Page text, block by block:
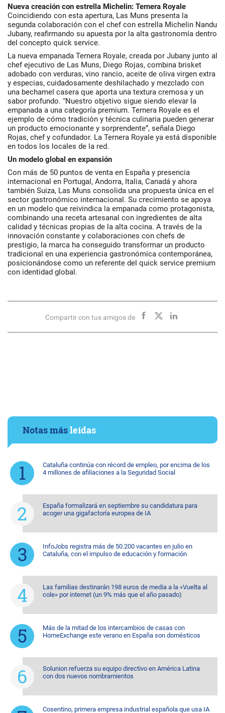
Nueva creación con estrella Michelin: Ternera Royale
Coincidiendo con esta apertura, Las Muns presenta la
segunda colaboración con el chef con estrella Michelin Nandu
Jubany, reafirmando su apuesta por la alta gastronomía dentro
del concepto quick service.
La nueva empanada Ternera Royale, creada por Jubany junto al
chef ejecutivo de Las Muns, Diego Rojas, combina brisket
adobado con verduras, vino rancio, aceite de oliva virgen extra
y especias, cuidadosamente deshilachado y mezclado con
una bechamel casera que aporta una textura cremosa y un
sabor profundo. “Nuestro objetivo sigue siendo elevar la
empanada a una categoría premium. Ternera Royale es el
ejemplo de cómo tradición y técnica culinaria pueden generar
un producto emocionante y sorprendente”, señala Diego
Rojas, chef y cofundador. La Ternera Royale ya está disponible
en todos los locales de la red.
Un modelo global en expansión
Con más de 50 puntos de venta en España y presencia
internacional en Portugal, Andorra, Italia, Canadá y ahora
también Suiza, Las Muns consolida una propuesta única en el
sector gastronómico internacional. Su crecimiento se apoya
en un modelo que reivindica la empanada como protagonista,
combinando una receta artesanal con ingredientes de alta
calidad y técnicas propias de la alta cocina. A través de la
innovación constante y colaboraciones con chefs de
prestigio, la marca ha conseguido transformar un producto
tradicional en una experiencia gastronómica contemporánea,
posicionándose como un referente del quick service premium
con identidad global.
Compartir con tus amigos de
Notas másleídas
Cataluña continúa con récord de empleo, por encima de los
4 millones de afiliaciones a la Seguridad Social
España formalizará en septiembre su candidatura para
acoger una gigafactoría europea de IA
InfoJobs registra más de 50.200 vacantes en julio en
Cataluña, con el impulso de educación y formación
Las familias destinarán 198 euros de media a la «Vuelta al
cole» por internet (un 9% más que el año pasado)
Más de la mitad de los intercambios de casas con
HomeExchange este verano en España son domésticos
Solunion refuerza su equipo directivo en América Latina
con dos nuevos nombramientos
Cosentino, primera empresa industrial española que usa IA